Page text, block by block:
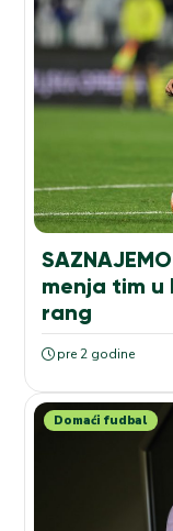
menja tim u
rang
pre 2 godine
Domaći fudbal